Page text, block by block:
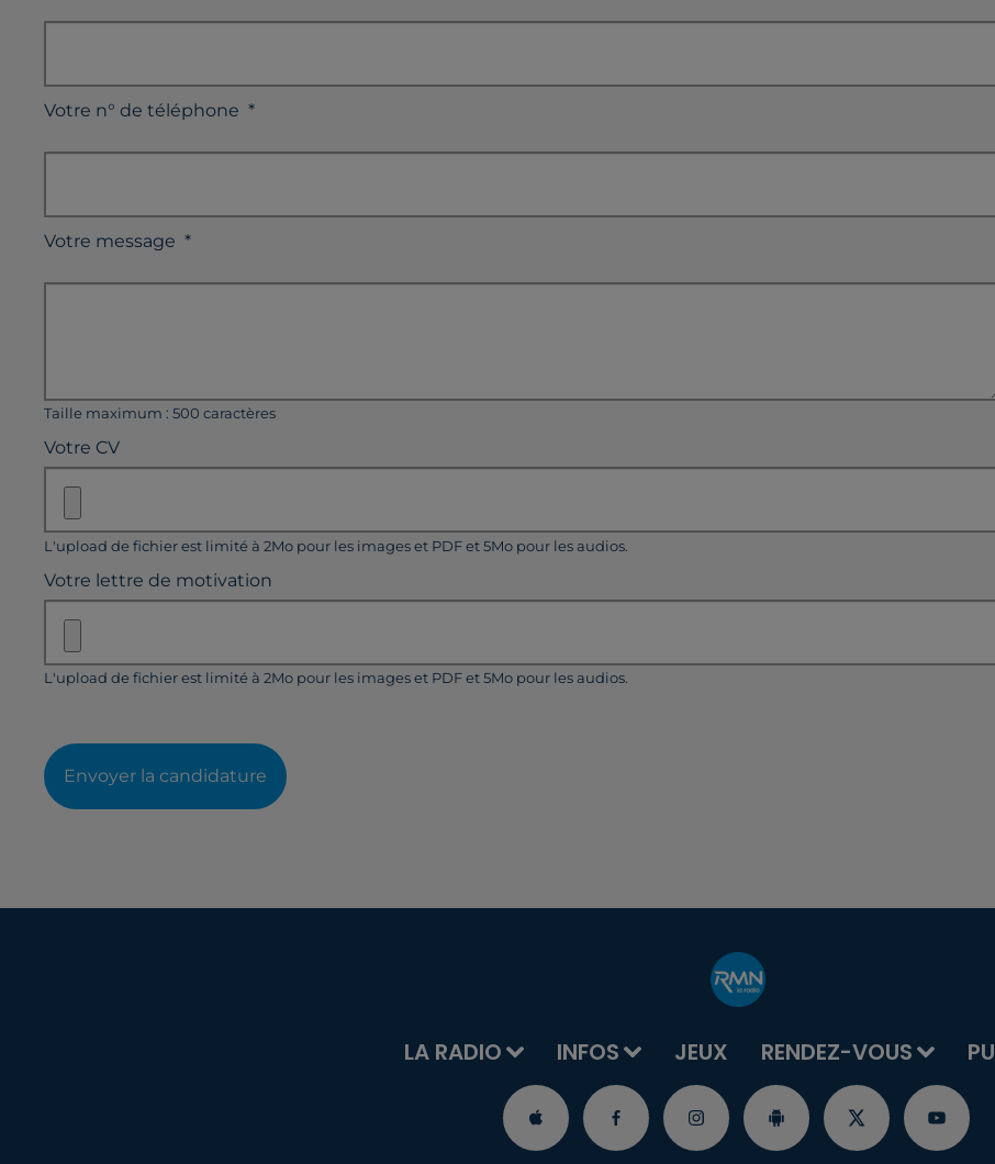
Votre n° de téléphone *
Votre message *
Taille maximum : 500 caractères
Votre CV
L'upload de fichier est limité à 2Mo pour les images et PDF et 5Mo pour les audios.
Votre lettre de motivation
L'upload de fichier est limité à 2Mo pour les images et PDF et 5Mo pour les audios.
Envoyer la candidature
LA RADIO INFOS JEUX RENDEZ-VOUS